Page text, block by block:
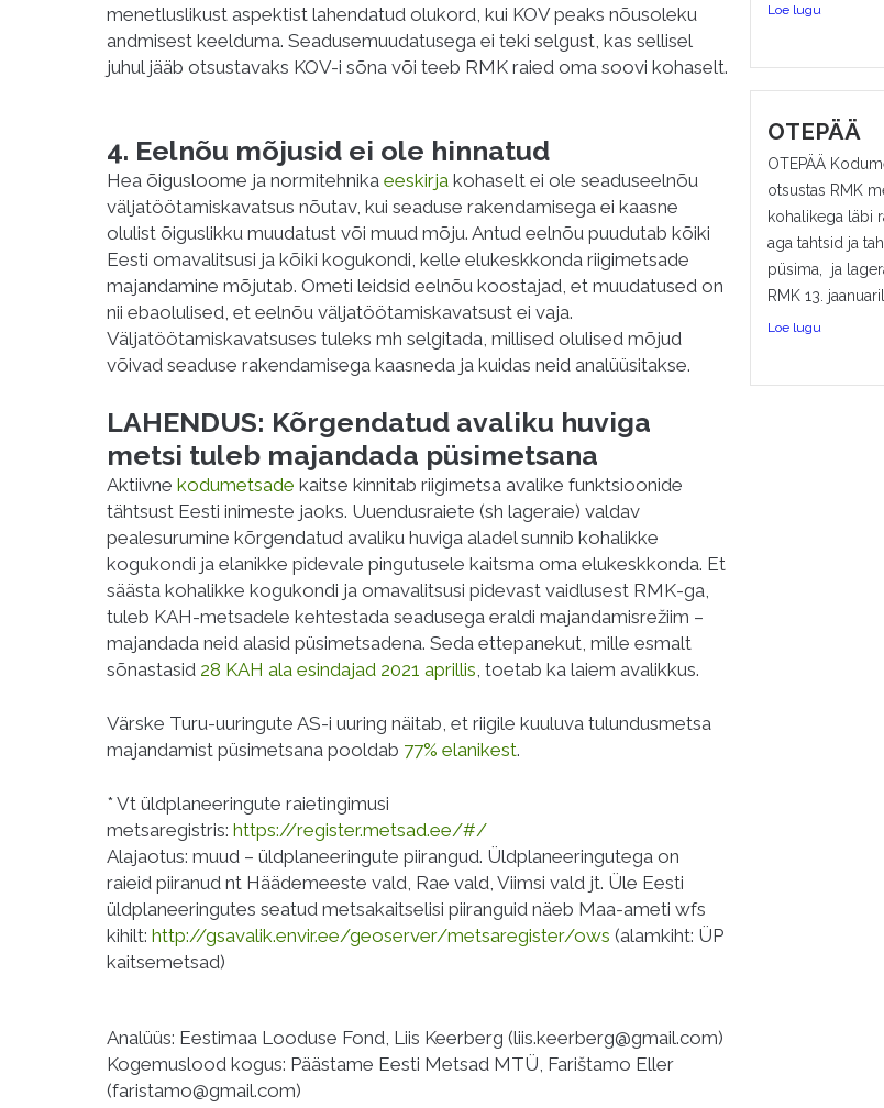
menetluslikust aspektist lahendatud olukord, kui KOV peaks nõusoleku
andmisest keelduma. Seadusemuudatusega ei teki selgust, kas sellisel
juhul jääb otsustavaks KOV-i sõna või teeb RMK raied oma soovi kohaselt.
4. Eelnõu mõjusid ei ole hinnatud
Hea õigusloome ja normitehnika eeskirja kohaselt ei ole seaduseelnõu
väljatöötamiskavatsus nõutav, kui seaduse rakendamisega ei kaasne
olulist õiguslikku muudatust või muud mõju. Antud eelnõu puudutab kõiki
Eesti omavalitsusi ja kõiki kogukondi, kelle elukeskkonda riigimetsade
majandamine mõjutab. Ometi leidsid eelnõu koostajad, et muudatused on
nii ebaolulised, et eelnõu väljatöötamiskavatsust ei vaja.
Väljatöötamiskavatsuses tuleks mh selgitada, millised olulised mõjud
võivad seaduse rakendamisega kaasneda ja kuidas neid analüüsitakse.
LAHENDUS: Kõrgendatud avaliku huviga
metsi tuleb majandada püsimetsana
Aktiivne kodumetsade kaitse kinnitab riigimetsa avalike funktsioonide
tähtsust Eesti inimeste jaoks. Uuendusraiete (sh lageraie) valdav
pealesurumine kõrgendatud avaliku huviga aladel sunnib kohalikke
kogukondi ja elanikke pidevale pingutusele kaitsma oma elukeskkonda. Et
säästa kohalikke kogukondi ja omavalitsusi pidevast vaidlusest RMK-ga,
tuleb KAH-metsadele kehtestada seadusega eraldi majandamisrežiim –
majandada neid alasid püsimetsadena. Seda ettepanekut, mille esmalt
sõnastasid 28 KAH ala esindajad 2021 aprillis, toetab ka laiem avalikkus.
Värske Turu-uuringute AS-i uuring näitab, et riigile kuuluva tulundusmetsa
majandamist püsimetsana pooldab 77% elanikest.
* Vt üldplaneeringute raietingimusi
metsaregistris: https://register.metsad.ee/#/
Alajaotus: muud – üldplaneeringute piirangud. Üldplaneeringutega on
raieid piiranud nt Häädemeeste vald, Rae vald, Viimsi vald jt. Üle Eesti
üldplaneeringutes seatud metsakaitselisi piiranguid näeb Maa-ameti wfs
kihilt: http://gsavalik.envir.ee/geoserver/metsaregister/ows (alamkiht: ÜP
kaitsemetsad)
Loe lugu
OTEPÄÄ
OTEPÄÄ
otsustas RMK
kohalikega läbi
aga tahtsid ja
püsima, ja
RMK 13. jaanuaril
Loe lugu
Analüüs: Eestimaa Looduse Fond, Liis Keerberg (liis.keerberg@gmail.com)
Kogemuslood kogus: Päästame Eesti Metsad MTÜ, Farištamo Eller
(faristamo@gmail.com)